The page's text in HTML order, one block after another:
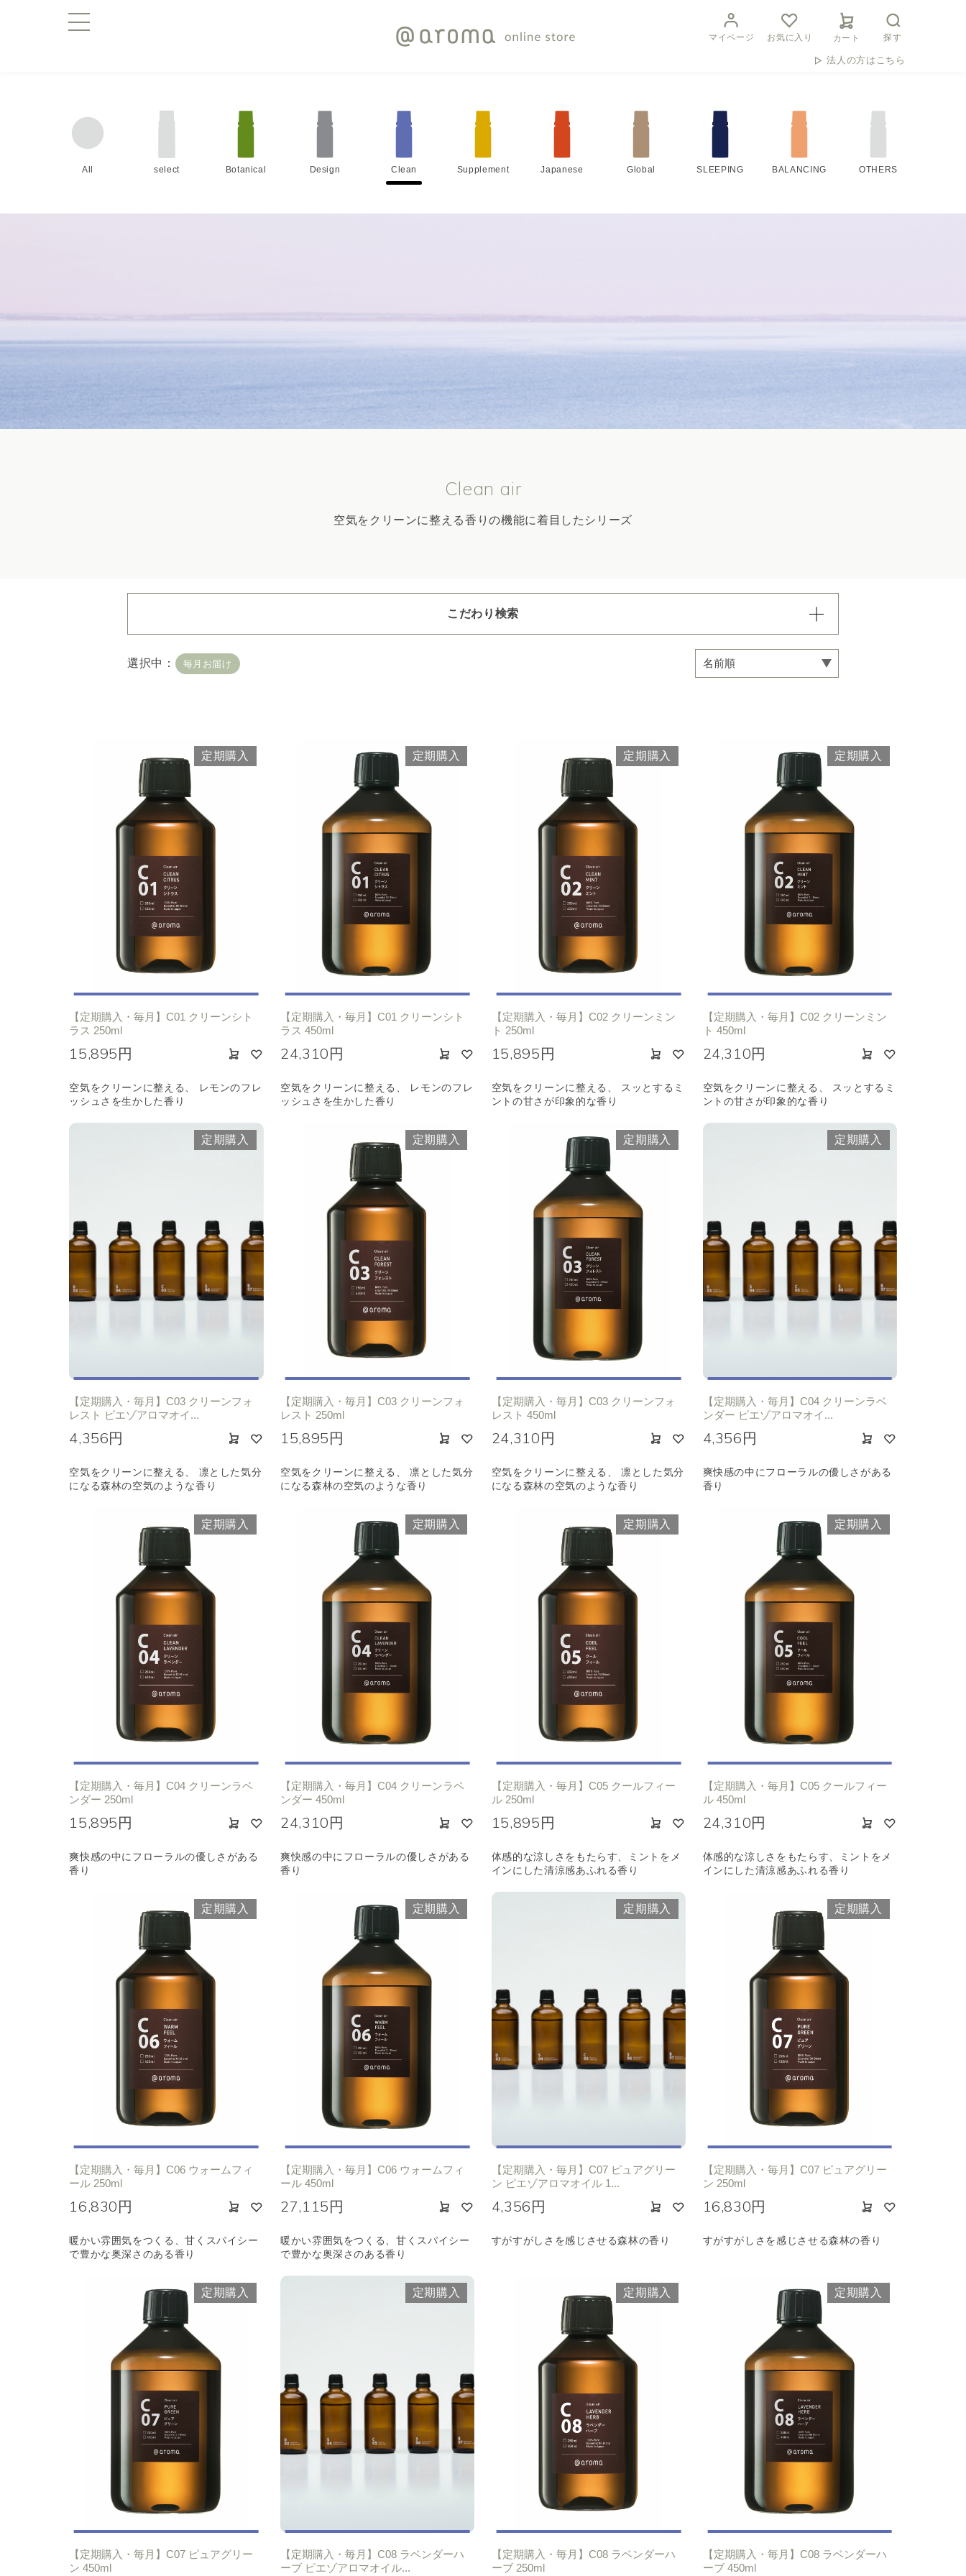
マイページ お気に入り カート 探す
法人の方はこちら
All select Botanical Design Clean Supplement Japanese Global SLEEPING BALANCING OTHERS
Clean air
空気をクリーンに整える香りの機能に着目したシリーズ
こだわり検索
容量・用途で絞り込む
頻度で絞り込む
毎月お届け 3か月に1度
選択中： 毎月お届け
定期購入
【定期購入・毎月】C01 クリーンシト
ラス 250ml
15,895円
空気をクリーンに整える、 レモンのフレ
ッシュさを生かした香り
定期購入
【定期購入・毎月】C01 クリーンシト
ラス 450ml
24,310円
空気をクリーンに整える、 レモンのフレ
ッシュさを生かした香り
定期購入
【定期購入・毎月】C02 クリーンミン
ト 250ml
15,895円
空気をクリーンに整える、 スッとするミ
ントの甘さが印象的な香り
定期購入
【定期購入・毎月】C02 クリーンミン
ト 450ml
24,310円
空気をクリーンに整える、 スッとするミ
ントの甘さが印象的な香り
定期購入
【定期購入・毎月】C03 クリーンフォ
レスト ピエゾアロマオイ...
4,356円
空気をクリーンに整える、 凛とした気分
になる森林の空気のような香り
定期購入
【定期購入・毎月】C03 クリーンフォ
レスト 250ml
15,895円
空気をクリーンに整える、 凛とした気分
になる森林の空気のような香り
定期購入
【定期購入・毎月】C03 クリーンフォ
レスト 450ml
24,310円
空気をクリーンに整える、 凛とした気分
になる森林の空気のような香り
定期購入
【定期購入・毎月】C04 クリーンラベ
ンダー ピエゾアロマオイ...
4,356円
爽快感の中にフローラルの優しさがある
香り
定期購入
【定期購入・毎月】C04 クリーンラベ
ンダー 250ml
15,895円
爽快感の中にフローラルの優しさがある
香り
定期購入
【定期購入・毎月】C04 クリーンラベ
ンダー 450ml
24,310円
爽快感の中にフローラルの優しさがある
香り
定期購入
【定期購入・毎月】C05 クールフィー
ル 250ml
15,895円
体感的な涼しさをもたらす、ミントをメ
インにした清涼感あふれる香り
定期購入
【定期購入・毎月】C05 クールフィー
ル 450ml
24,310円
体感的な涼しさをもたらす、ミントをメ
インにした清涼感あふれる香り
定期購入
【定期購入・毎月】C06 ウォームフィ
ール 250ml
16,830円
暖かい雰囲気をつくる、甘くスパイシー
で豊かな奥深さのある香り
定期購入
【定期購入・毎月】C06 ウォームフィ
ール 450ml
27,115円
暖かい雰囲気をつくる、甘くスパイシー
で豊かな奥深さのある香り
定期購入
【定期購入・毎月】C07 ピュアグリー
ン ピエゾアロマオイル 1...
4,356円
すがすがしさを感じさせる森林の香り
定期購入
【定期購入・毎月】C07 ピュアグリー
ン 250ml
16,830円
すがすがしさを感じさせる森林の香り
定期購入
【定期購入・毎月】C07 ピュアグリー
ン 450ml
定期購入
【定期購入・毎月】C08 ラベンダーハ
ーブ ピエゾアロマオイル...
定期購入
【定期購入・毎月】C08 ラベンダーハ
ーブ 250ml
定期購入
【定期購入・毎月】C08 ラベンダーハ
ーブ 450ml